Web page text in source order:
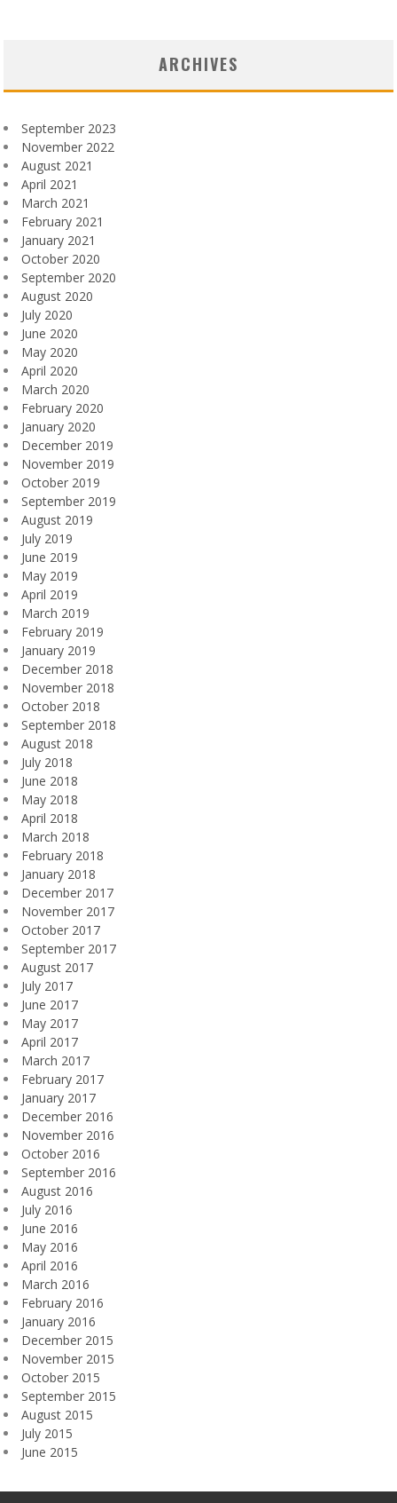
ARCHIVES
September 2023
November 2022
August 2021
April 2021
March 2021
February 2021
January 2021
October 2020
September 2020
August 2020
July 2020
June 2020
May 2020
April 2020
March 2020
February 2020
January 2020
December 2019
November 2019
October 2019
September 2019
August 2019
July 2019
June 2019
May 2019
April 2019
March 2019
February 2019
January 2019
December 2018
November 2018
October 2018
September 2018
August 2018
July 2018
June 2018
May 2018
April 2018
March 2018
February 2018
January 2018
December 2017
November 2017
October 2017
September 2017
August 2017
July 2017
June 2017
May 2017
April 2017
March 2017
February 2017
January 2017
December 2016
November 2016
October 2016
September 2016
August 2016
July 2016
June 2016
May 2016
April 2016
March 2016
February 2016
January 2016
December 2015
November 2015
October 2015
September 2015
August 2015
July 2015
June 2015